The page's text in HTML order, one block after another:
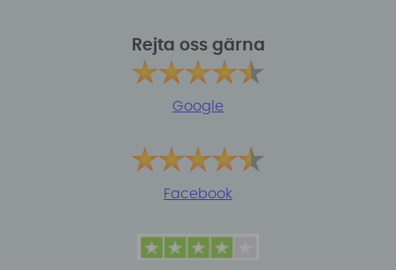
Rejta oss gärna
Google
Facebook